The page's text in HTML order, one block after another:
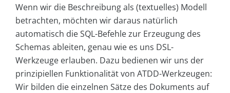
Wenn wir die Beschreibung als (textuelles) Modell
betrachten, möchten wir daraus natürlich
automatisch die SQL-Befehle zur Erzeugung des
Schemas ableiten, genau wie es uns DSL-
Werkzeuge erlauben. Dazu bedienen wir uns der
prinzipiellen Funktionalität von ATDD-Werkzeugen:
Wir bilden die einzelnen Sätze des Dokuments auf